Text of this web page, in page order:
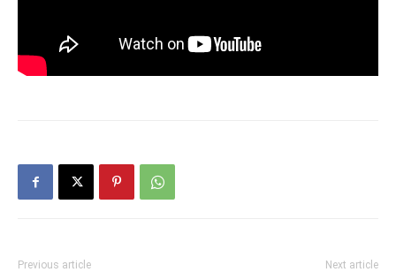
Previous article Next article